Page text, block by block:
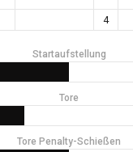
4
Startaufstellung
Tore
Tore Penalty-Schießen